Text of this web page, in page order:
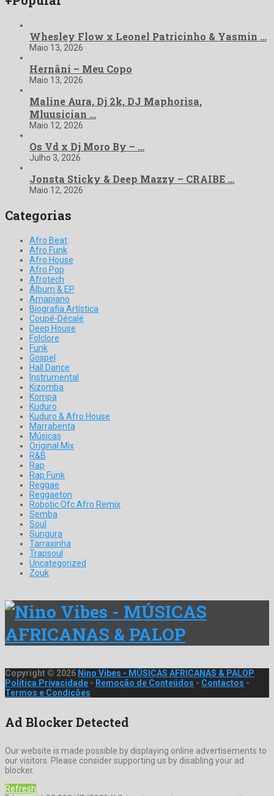
Whesley Flow x Leonel Patricinho & Yasmin …
Maio 13, 2026
Hernâni – Meu Copo
Maio 13, 2026
Maline Aura, Dj 2k, DJ Maphorisa,
Mluusician …
Maio 12, 2026
Os Vd x Dj Moro By – …
Julho 3, 2026
Jonsta Sticky & Deep Mazzy – CRAIBE …
Maio 12, 2026
Categorias
Afro Beat
Afro Funk
Afro House
Afro Pop
Afrotech
Álbum & EP
Amapiano
Biografia Artística
Coupé-Décalé
Deep House
Folclore
Funk
Gospel
Hall Dance
Instrumental
Kizomba
Kompa
Kuduro
Kuduro & Afro House
Marrabenta
Músicas
Original Mix
R&B
Rap
Rap Funk
Reggae
Reggaeton
Robotic Ofc Afro Remix
Semba
Soul
Sungura
Tarraxinha
Trapsoul
Uncategorized
Zouk
Copyright © 2026 Nino Vibes - MÚSICAS AFRICANAS & PALOP
Política Privacidade - Remoção de Conteúdos - Contactos -
Termos e Condições
Ad Blocker Detected
Our website is made possible by displaying online advertisements to
our visitors. Please consider supporting us by disabling your ad
blocker.
Refresh